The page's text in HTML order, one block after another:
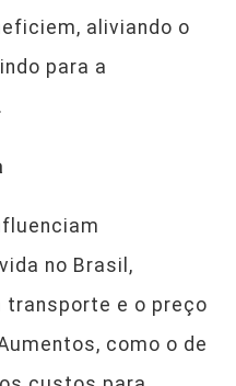
aliviando o
para a
no Brasil,
e o preço
como o de